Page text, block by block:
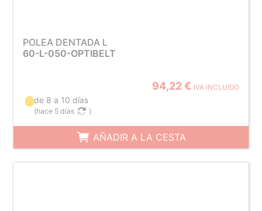
POLEA DENTADA L
60-L-050-OPTIBELT
94,22 € IVA INCLUIDO
de 8 a 10 días
(hace 5 días )
AÑADIR A LA CESTA